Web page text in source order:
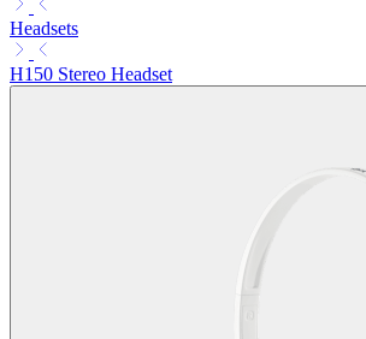
Headsets
H150 Stereo Headset